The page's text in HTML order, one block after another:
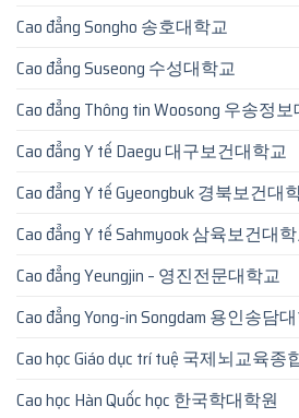
Cao đẳng Songho 송호대학교
Cao đẳng Suseong 수성대학교
Cao đẳng Thông tin Woosong 우송정
Cao đẳng Y tế Daegu 대구보건대학교
Cao đẳng Y tế Gyeongbuk 경북보건대
Cao đẳng Y tế Sahmyook 삼육보건대
Cao đẳng Yeungjin – 영진전문대학교
Cao đẳng Yong-in Songdam 용인송담
Cao học Giáo dục trí tuệ 국제뇌교육
Cao học Hàn Quốc học 한국학대학원